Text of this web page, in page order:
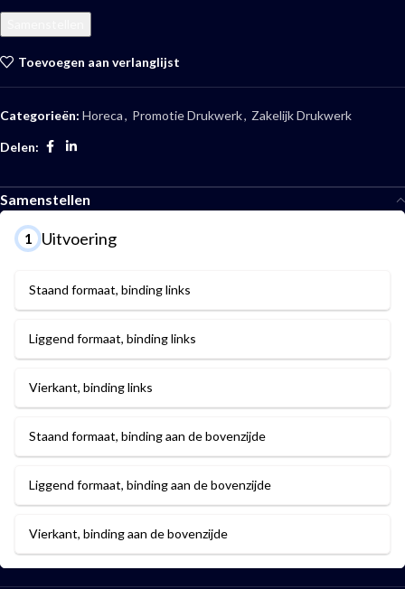
Toevoegen aan verlanglijst
Categorieën: Horeca, Promotie Drukwerk, Zakelijk Drukwerk
Delen:
Samenstellen
1 Uitvoering
Staand formaat, binding links
Liggend formaat, binding links
Vierkant, binding links
Staand formaat, binding aan de bovenzijde
Liggend formaat, binding aan de bovenzijde
Vierkant, binding aan de bovenzijde